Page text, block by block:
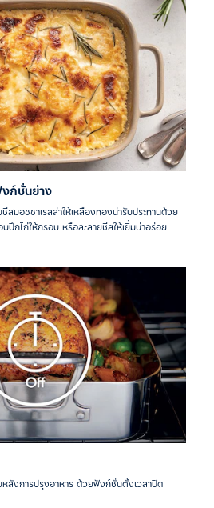
ก์ชั่นย่าง
มอซซาเรลล่าให้เหลืองทองน่ารับประทานด้วย
กไก่ให้กรอบ หรือละลายชีสให้เยิ้มน่าอร่อย
ลังการปรุงอาหาร ด้วยฟังก์ชั่นตั้งเวลาปิด